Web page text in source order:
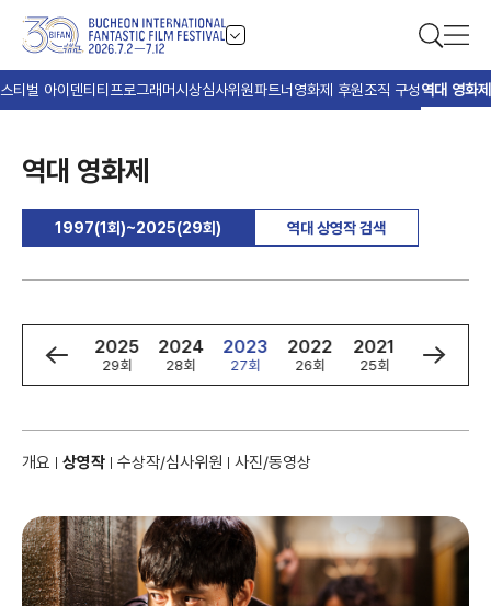
티벌 아이덴티티 프로그래머시상심사위원파트너 영화제 후원조직 구성역대 영화제
역대 영화제
1997(1회)~2025(29회) 역대 상영작 검색
1997
1회
2025
29회
2024
28회
2023
27회
2022
26회
2021
25회
2020
24회
개요 상영작 수상작/심사위원 사진/동영상